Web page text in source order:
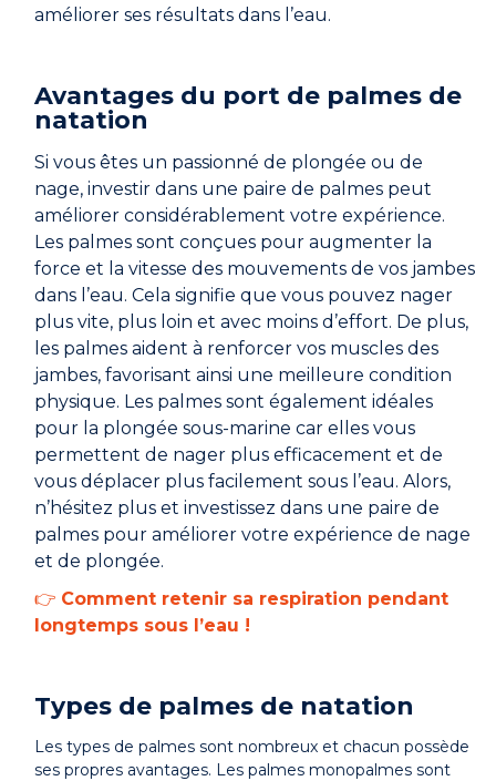
améliorer ses résultats dans l’eau.
Avantages du port de palmes de
natation
Si vous êtes un passionné de plongée ou de
nage, investir dans une paire de palmes peut
améliorer considérablement votre expérience.
Les palmes sont conçues pour augmenter la
force et la vitesse des mouvements de vos jambes
dans l’eau. Cela signifie que vous pouvez nager
plus vite, plus loin et avec moins d’effort. De plus,
les palmes aident à renforcer vos muscles des
jambes, favorisant ainsi une meilleure condition
physique. Les palmes sont également idéales
pour la plongée sous-marine car elles vous
permettent de nager plus efficacement et de
vous déplacer plus facilement sous l’eau. Alors,
n’hésitez plus et investissez dans une paire de
palmes pour améliorer votre expérience de nage
et de plongée.
👉 Comment retenir sa respiration pendant
longtemps sous l’eau !
Types de palmes de natation
Les types de palmes sont nombreux et chacun possède
ses propres avantages. Les palmes monopalmes sont